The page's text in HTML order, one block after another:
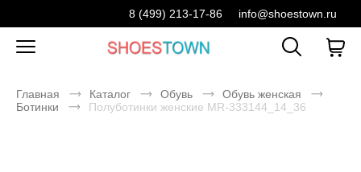
8 (499) 213-17-86 info@shoestown.ru
Главная Каталог Обувь
Обувь женская
Ботинки
Полуботинки женские MR-333144_14_36